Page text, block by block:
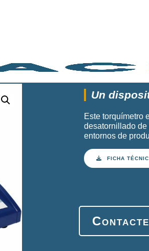
Un
Este torquímetro
desatornillado de
entornos de
FICHA